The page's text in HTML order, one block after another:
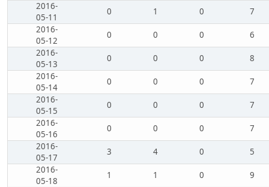
2016-
05-11
0 1 0
7
2016-
05-12
0 0 0
6
2016-
05-13
0 0 0
8
2016-
05-14
0 0 0
7
2016-
05-15
0 0 0
7
2016-
05-16
0 0 0
7
2016-
05-17
3 4 0
5
2016-
05-18
1 1 0
9